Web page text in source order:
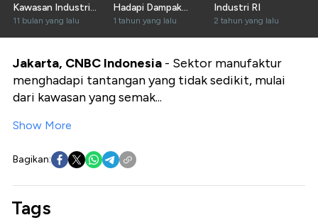
Kawasan Industri
Perlu Visi Jangka
Panjang
11 bulan yang lalu
Hadapi Dampak
Kebijakan Trump
1 tahun yang lalu
Industri RI
2 tahun yang lalu
Jakarta, CNBC Indonesia - Sektor manufaktur
menghadapi tantangan yang tidak sedikit, mulai
dari kawasan yang semak...
Show More
Bagikan:
Tags